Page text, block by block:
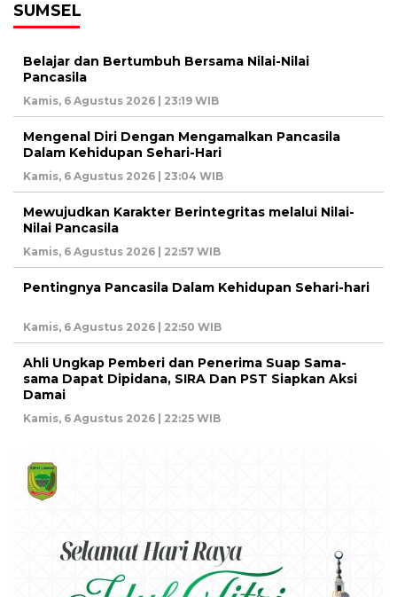
SUMSEL
Belajar dan Bertumbuh Bersama Nilai-Nilai
Pancasila
Kamis, 6 Agustus 2026 | 23:19 WIB
Mengenal Diri Dengan Mengamalkan Pancasila
Dalam Kehidupan Sehari-Hari
Kamis, 6 Agustus 2026 | 23:04 WIB
Mewujudkan Karakter Berintegritas melalui Nilai-
Nilai Pancasila
Kamis, 6 Agustus 2026 | 22:57 WIB
Pentingnya Pancasila Dalam Kehidupan Sehari-hari
Kamis, 6 Agustus 2026 | 22:50 WIB
Ahli Ungkap Pemberi dan Penerima Suap Sama-
sama Dapat Dipidana, SIRA Dan PST Siapkan Aksi
Damai
Kamis, 6 Agustus 2026 | 22:25 WIB